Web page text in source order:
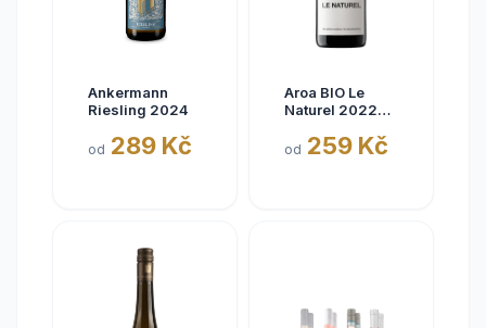
Ankermann
Riesling 2024
od 289 Kč
Aroa BIO Le
Naturel 2022
Navarra, bez
od 259 Kč